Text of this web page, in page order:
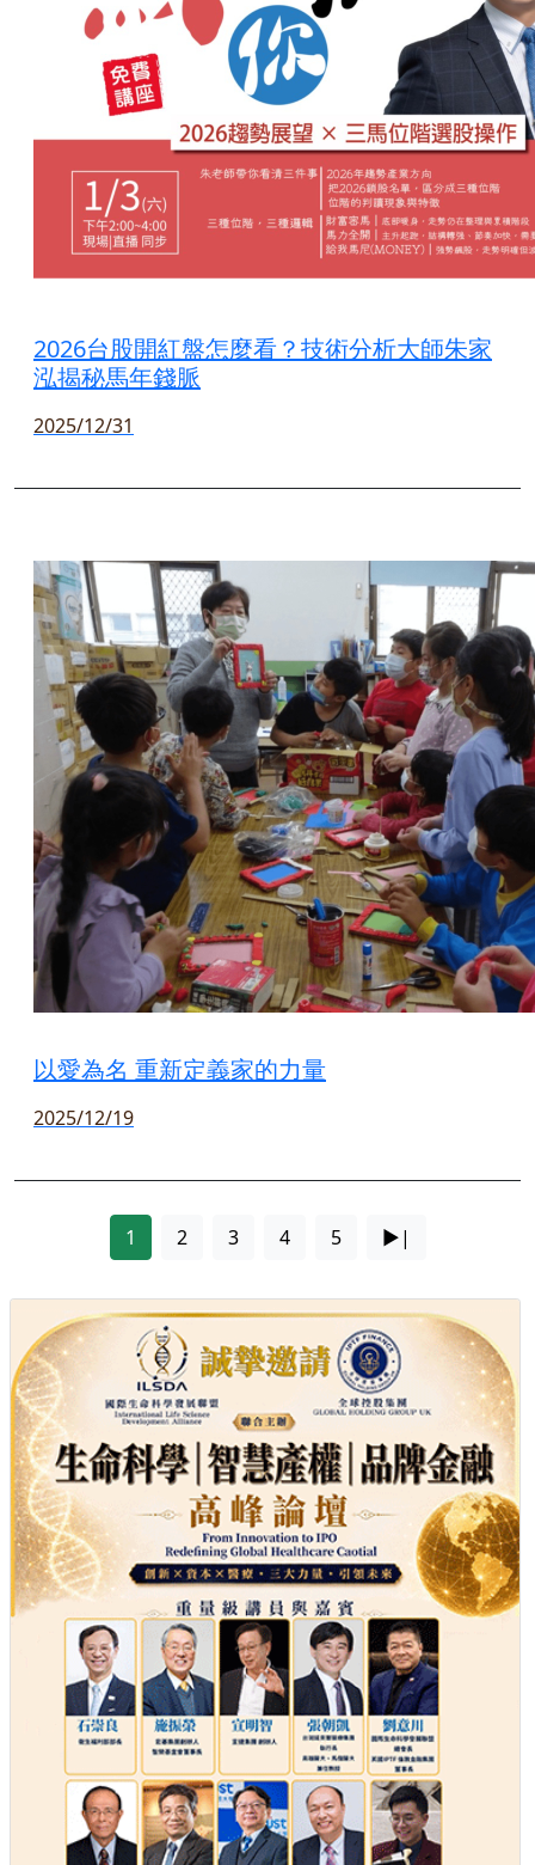
2026台股開紅盤怎麼看？技術分析大師朱家
泓揭秘馬年錢脈
2025/12/31
以愛為名 重新定義家的力量
2025/12/19
1 2 3 4 5 ►|